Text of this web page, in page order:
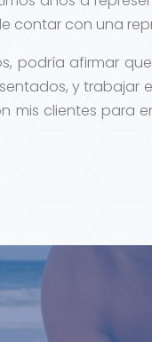
contar con una
podría afirmar
y
mis clientes para